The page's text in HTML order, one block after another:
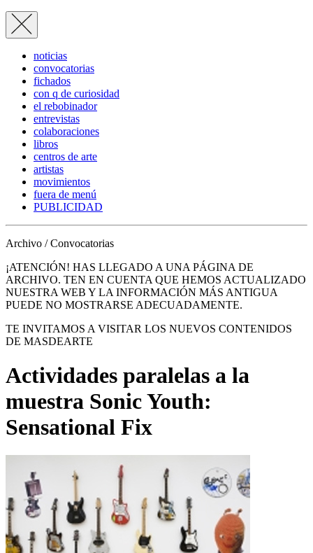
noticias
convocatorias
fichados
con q de curiosidad
el rebobinador
entrevistas
colaboraciones
libros
centros de arte
artistas
movimientos
fuera de menú
PUBLICIDAD
Archivo / Convocatorias
¡ATENCIÓN! HAS LLEGADO A UNA PÁGINA DE
ARCHIVO. TEN EN CUENTA QUE HEMOS ACTUALIZADO
NUESTRA WEB Y LA INFORMACIÓN MÁS ANTIGUA
PUEDE NO MOSTRARSE ADECUADAMENTE.
TE INVITAMOS A VISITAR LOS NUEVOS CONTENIDOS
DE MASDEARTE
Actividades paralelas a la
muestra Sonic Youth:
Sensational Fix